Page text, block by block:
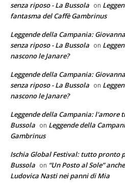
senza riposo - La Bussola on
fantasma del Caffè Gambrinus
Leggende della Campania:
senza riposo - La Bussola on
nascono le Janare?
Leggende della Campania:
senza riposo - La Bussola on
nascono le Janare?
Leggende della Campania: l'amore
Bussola on Leggende della
Gambrinus
Ischia Global Festival: tutto pronto
Bussola on “Un Posto al Sole”
Ludovica Nasti nei panni di Mia